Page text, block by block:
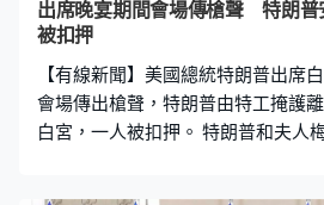
出席晚宴期間會場傳槍聲 特朗
被扣押
【有線新聞】美國總統特朗普出席
會場傳出槍聲，特朗普由特工掩護
白宮，一人被扣押。 特朗普和夫人